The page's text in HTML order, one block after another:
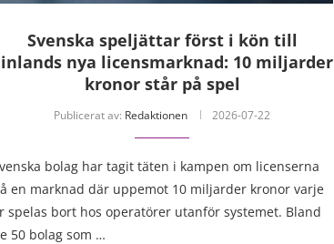
Svenska speljättar först i kön till
nya licensmarknad: 10 miljarder
kronor står på spel
Publicerat av: Redaktionen 2026-07-22
bolag har tagit täten i kampen om licenserna
en marknad där uppemot 10 miljarder kronor varje
spelas bort hos operatörer utanför systemet. Bland
50 bolag som …